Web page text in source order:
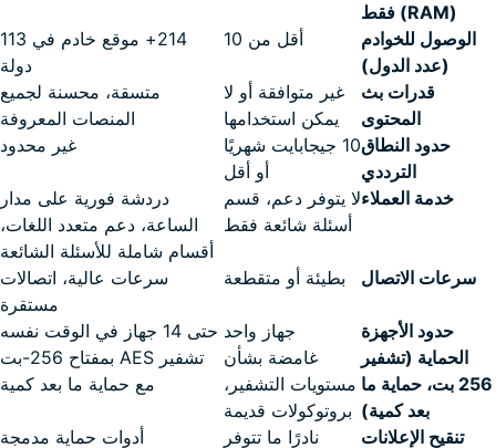
(RAM) فقط
الوصول للخوادم
(عدد الدول)
أقل من 10
214+ موقع خادم في 113
دولة
قدرات بث
المحتوى
غير متوافقة أو لا
يمكن استخدامها
متسقة، محسنة لجميع
المنصات المعروفة
حدود النطاق
الترددي
10 جيجابايت شهريًا
أو أقل
غير محدود
خدمة العملاءلا يتوفر دعم، قسم
أسئلة شائعة فقط
دردشة فورية على مدار
الساعة، دعم متعدد اللغات،
أقسام شاملة للأسئلة الشائعة
سرعات الاتصال
بطيئة أو متقطعة
سرعات عالية، اتصالات
مستقرة
حدود الأجهزة
جهاز واحد حتى 14 جهاز في الوقت نفسه
الحماية (تشفير
256 بت، حماية ما
بعد كمية)
غامضة بشأن
مستويات التشفير،
بروتوكولات قديمة
تشفير AES بمفتاح 256-بت
مع حماية ما بعد كمية
تنقيح الإعلانات
نادرًا ما تتوفر أدوات حماية مدمجة